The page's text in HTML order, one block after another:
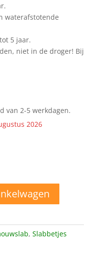
waterafstotende
5 jaar.
niet in de droger! Bij
van 2-5 werkdagen.
2026
, Slabbetjes